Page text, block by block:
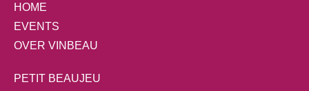
HOME
EVENTS
OVER VINBEAU
PETIT BEAUJEU